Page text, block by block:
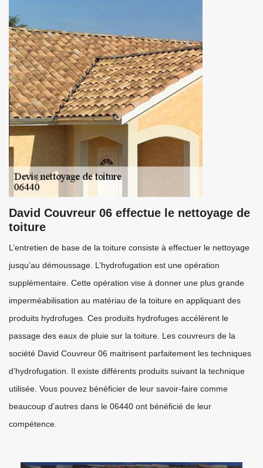
David Couvreur 06 effectue le nettoyage de
toiture
L’entretien de base de la toiture consiste à effectuer le nettoyage
jusqu’au démoussage. L’hydrofugation est une opération
supplémentaire. Cette opération vise à donner une plus grande
imperméabilisation au matériau de la toiture en appliquant des
produits hydrofuges. Ces produits hydrofuges accélèrent le
passage des eaux de pluie sur la toiture. Les couvreurs de la
société David Couvreur 06 maitrisent parfaitement les techniques
d’hydrofugation. Il existe différents produits suivant la technique
utilisée. Vous pouvez bénéficier de leur savoir-faire comme
beaucoup d’autres dans le 06440 ont bénéficié de leur
compétence.